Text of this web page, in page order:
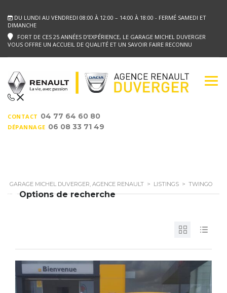
DU LUNDI AU VENDREDI 08:00 À 12:00 – 14:00 À 18:00 - FERMÉ SAMEDI ET
DIMANCHE
FORT DE CES 25 ANNÉES D’EXPÉRIENCE, LE GARAGE MICHEL DUVERGER
VOUS OFFRE UN ACCUEIL DE QUALITÉ ET UN SAVOIR FAIRE RECONNU
CONTACT 04 77 64 60 80
DÉPANNAGE 06 08 33 71 49
GARAGE MICHEL DUVERGER, AGENCE RENAULT > LISTINGS > TWINGO
Options de recherche